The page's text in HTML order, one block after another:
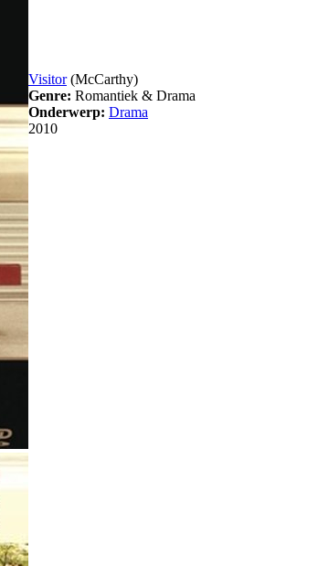
Visitor(McCarthy)
Genre: Romantiek & Drama
Onderwerp: Drama
2010